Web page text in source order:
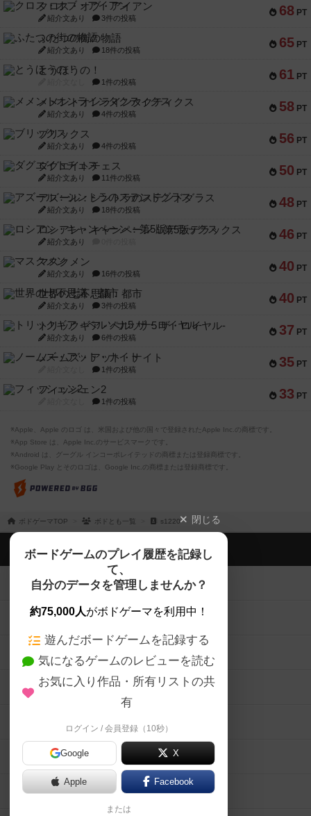
68 PT
クロス・オブ・アイアン
紹介文あり 3件の投稿
65 PT
ふたつの街の物語
紹介文あり 18件の投稿
61 PT
とうほうの！
1件の投稿
58 PT
メメントオンラインタクティクス
紹介文あり 4件の投稿
56 PT
ブリックス
紹介文あり 4件の投稿
50 PT
ダグエイトチェス
紹介文あり 11件の投稿
48 PT
アズール：シントラのステンドグラス
紹介文あり 18件の投稿
46 PT
ロシアン・キャンペーン：第5版デラックス
紹介文あり
40 PT
マスクメン
紹介文あり 16件の投稿
40 PT
世界の七不思議：都市
紹介文あり 3件の投稿
37 PT
トリックギア - ペルソナ5 ザ・ロイヤル-
紹介文あり 6件の投稿
35 PT
ノームズ・アット・ナイト
1件の投稿
33 PT
フィッシェン2
1件の投稿
※Apple、Apple のロゴ は、米国および他の国々で登録されたApple Inc.の商標です。
※App Store は、Apple Inc.のサービスマークです。
※Android は、グーグル インコーポレイテッドの商標または登録商標です。
※Google Play とそのロゴは、Google Inc.の商標または登録商標です。
ボドゲーマTOP ボドとも一覧 s1220 閉じる
ボードゲームのプレイ履歴を記録し
て、
自分のデータを管理しませんか？
約75,000人がボドゲーマを利用中！
遊んだボードゲームを記録する
気になるゲームのレビューを読む
お気に入り作品・所有リストの共
有
ログイン / 会員登録（10秒）
Google X
Apple Facebook
または
ボドゲーマTOP
ボードゲームを検索する
ボードゲームの新着レビュー
ボードゲーム会情報
メカニクス特集
掲示板・トピックス
ボドとも・会員一覧
ボードゲーム業界コラム